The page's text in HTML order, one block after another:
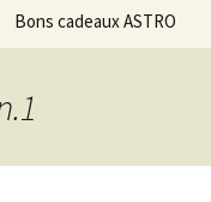
Bons cadeaux ASTRO